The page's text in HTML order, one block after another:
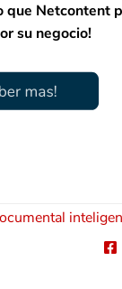
que Netcontent
su negocio!